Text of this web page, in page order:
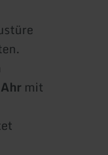
Ahr mit